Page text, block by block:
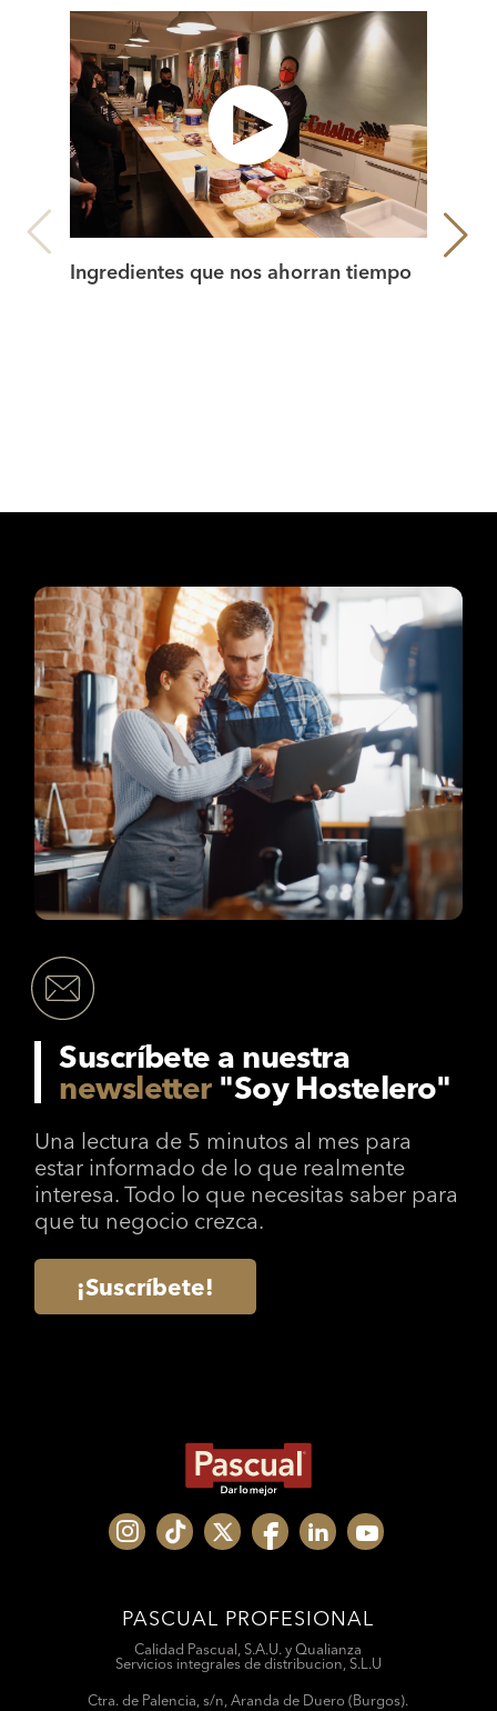
Ingredientes que nos ahorran tiempo
Suscríbete a nuestra
newsletter"Soy Hostelero"
Una lectura de 5 minutos al mes para
estar informado de lo que realmente
interesa. Todo lo que necesitas saber para
que tu negocio crezca.
¡Suscríbete!
PASCUAL PROFESIONAL
Calidad Pascual, S.A.U. y Qualianza
Servicios integrales de distribucion, S.L.U
Ctra. de Palencia, s/n, Aranda de Duero (Burgos).